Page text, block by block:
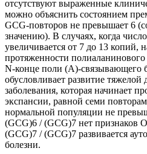
отсутствуют выраженные
можно объяснить состоянием
GCG-повторов не превышает 6
значению). В случаях, когда
увеличивается от 7 до 13 копий,
протяженности
N-конце поли (А)-связывающего
обусловливает развитие
заболевания, которая начинает
экспансии, равной семи
нормальной популяции не
(GCG)6 / (GCG)7 нет признаков
(GCG)7 / (GCG)7 развивается
болезни.